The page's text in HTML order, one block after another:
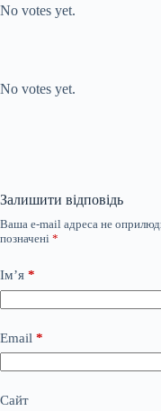
No votes yet.
No votes yet.
Залишити відповідь
Ваша e-mail адреса не
позначені *
Ім’я *
Email *
Сайт